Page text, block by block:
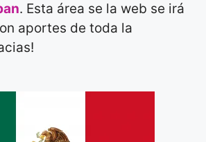
. Esta área se la web se irá
aportes de toda la